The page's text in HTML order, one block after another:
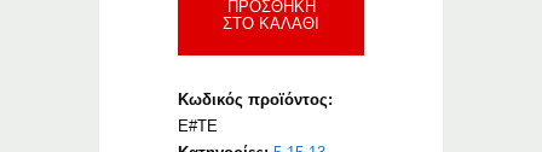
ΠΡΟΣΘΉΚΗ
ΣΤΟ ΚΑΛΆΘΙ
Κωδικός προϊόντος:
E#TE